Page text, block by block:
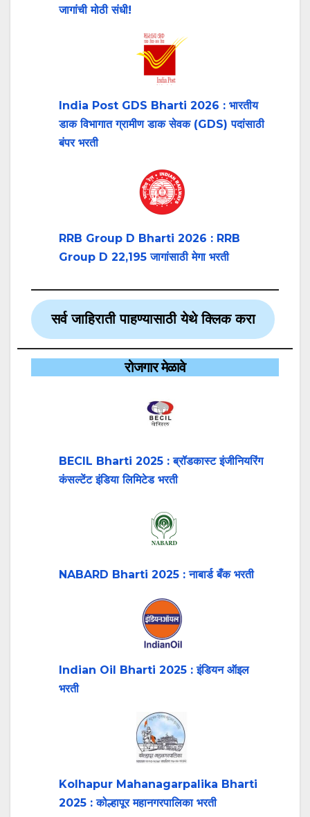
जागांची मोठी संधी!
India Post GDS Bharti 2026 : भारतीय
डाक विभागात ग्रामीण डाक सेवक (GDS) पदांसाठी
बंपर भरती
RRB Group D Bharti 2026 : RRB
Group D 22,195 जागांसाठी मेगा भरती
सर्व जाहिराती पाहण्यासाठी येथे क्लिक करा
रोजगार मेळावे
BECIL Bharti 2025 : ब्रॉडकास्ट इंजीनियरिंग
कंसल्टेंट इंडिया लिमिटेड भरती
NABARD Bharti 2025 : नाबार्ड बँक भरती
Indian Oil Bharti 2025 : इंडियन ऑइल
भरती
Kolhapur Mahanagarpalika Bharti
2025 : कोल्हापूर महानगरपालिका भरती